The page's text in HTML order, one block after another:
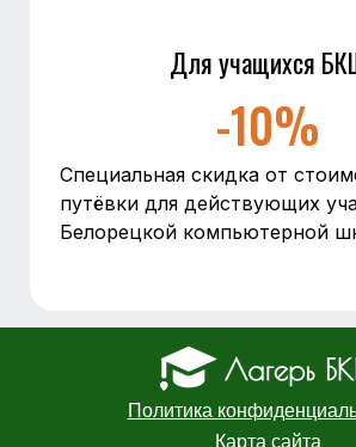
Для учащихся
-10%
Специальная скидка от
путёвки для действующих
Белорецкой компьютерной
Политика
Карта сайта